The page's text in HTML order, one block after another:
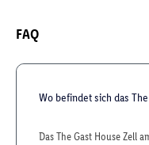
FAQ
Wo befindet sich das
Das The Gast House Zell